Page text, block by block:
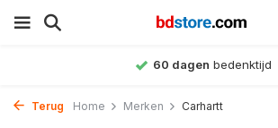
Achteraf betalenmogelijk
Terug Home Merken Carhartt